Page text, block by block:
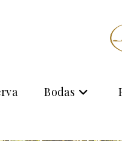
Bodas